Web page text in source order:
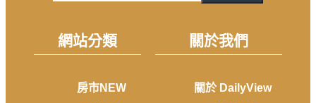
網站分類
房市NEW
關於我們
關於 DailyView